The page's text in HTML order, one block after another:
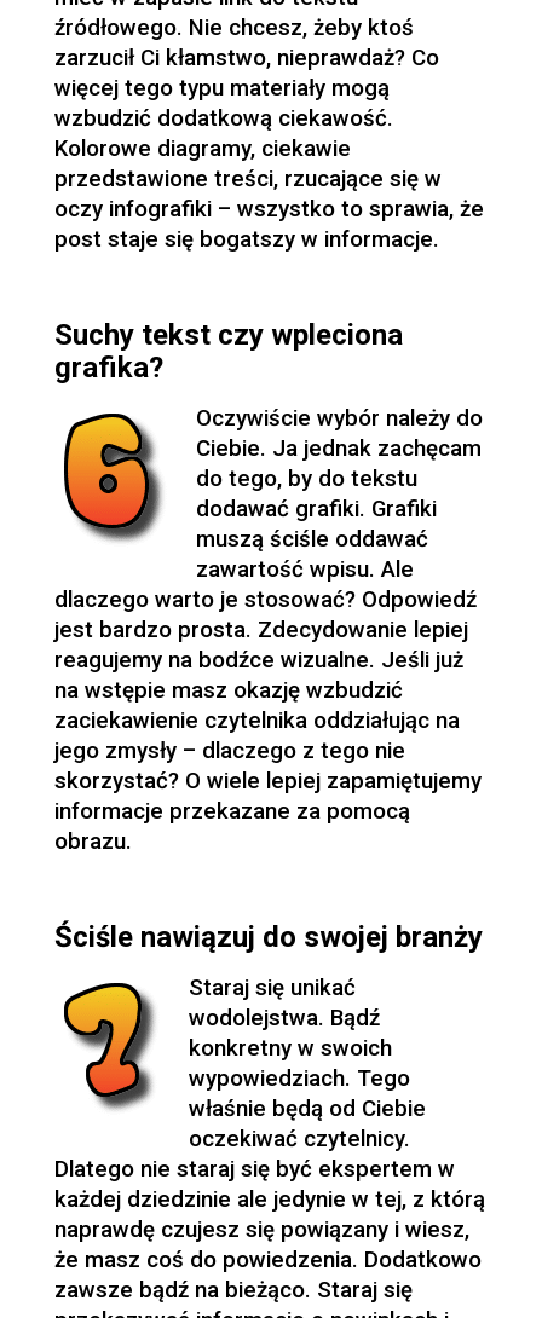
źródłowego. Nie chcesz, żeby ktoś
zarzucił Ci kłamstwo, nieprawdaż? Co
więcej tego typu materiały mogą
wzbudzić dodatkową ciekawość.
Kolorowe diagramy, ciekawie
przedstawione treści, rzucające się w
oczy infografiki – wszystko to sprawia, że
post staje się bogatszy w informacje.
Suchy tekst czy wpleciona
grafika?
Oczywiście wybór należy do
Ciebie. Ja jednak zachęcam
do tego, by do tekstu
dodawać grafiki. Grafiki
muszą ściśle oddawać
zawartość wpisu. Ale
dlaczego warto je stosować? Odpowiedź
jest bardzo prosta. Zdecydowanie lepiej
reagujemy na bodźce wizualne. Jeśli już
na wstępie masz okazję wzbudzić
zaciekawienie czytelnika oddziałując na
jego zmysły – dlaczego z tego nie
skorzystać? O wiele lepiej zapamiętujemy
informacje przekazane za pomocą
obrazu.
Ściśle nawiązuj do swojej branży
Staraj się unikać
wodolejstwa. Bądź
konkretny w swoich
wypowiedziach. Tego
właśnie będą od Ciebie
oczekiwać czytelnicy.
Dlatego nie staraj się być ekspertem w
każdej dziedzinie ale jedynie w tej, z którą
naprawdę czujesz się powiązany i wiesz,
że masz coś do powiedzenia. Dodatkowo
zawsze bądź na bieżąco. Staraj się